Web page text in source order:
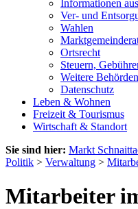
Informationen
Ver- und
Wahlen
Ortsrecht
Steuern,
Weitere Behörden
Datenschutz
Leben & Wohnen
Freizeit & Tourismus
Wirtschaft & Standort
Sie sind hier: Markt
Politik > Verwaltung >
Mitarbeiter